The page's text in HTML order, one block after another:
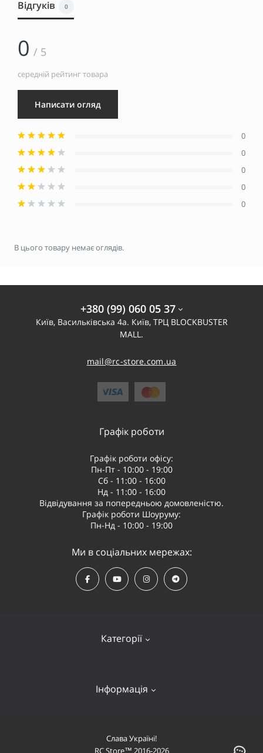
Відгуків 0
0 / 5
середній рейтинг товара
Написати огляд
0
0
0
0
0
В цього товару немає оглядів.
+380 (99) 060 05 37
Київ, Васильківська 4а. Київ, ТРЦ BLOCKBUSTER
MALL.
mail@rc-store.com.ua
Категорії
Квадрокоптери
Літаки
Інформація
Оплата і доставка
Графік роботи
Графік роботи офісу:
Пн-Пт - 10:00 - 19:00
Сб - 11:00 - 16:00
Нд - 11:00 - 16:00
Відвідування за попередньою домовленістю.
Графік роботи Шоуруму:
Пн-Нд - 10:00 - 19:00
Ми в соціальних мережах:
Слава Україні!